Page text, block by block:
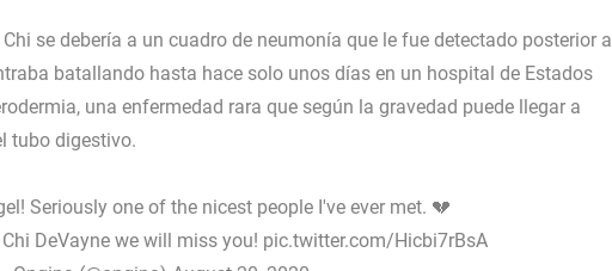
se debería a un cuadro de neumonía que le fue detectado posterior a
batallando hasta hace solo unos días en un hospital de Estados
una enfermedad rara que según la gravedad puede llegar a
tubo digestivo.
Seriously one of the nicest people I've ever met. 💔
DeVayne we will miss you! pic.twitter.com/Hicbi7rBsA